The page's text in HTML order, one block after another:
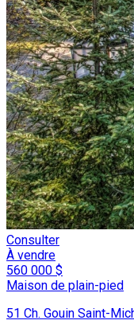
Consulter
À vendre
560 000 $
Maison de plain-pied
51 Ch. Gouin Saint-